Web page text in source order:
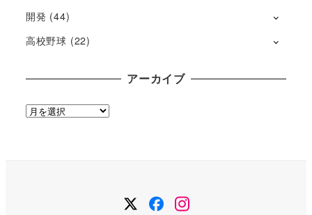
開発 (44)
高校野球 (22)
アーカイブ
ア
Twitter
Facebook
Instagram